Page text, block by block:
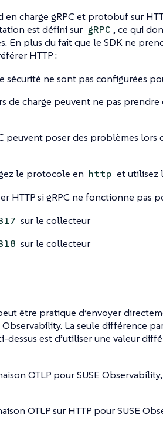
charge gRPC et protobuf sur
est défini sur gRPC , ce qui
En plus du fait que le SDK ne
HTTP :
sécurité ne sont pas configurées
de charge peuvent ne pas prendre
peuvent poser des problèmes lors
le protocole en http etutilisez
HTTP si gRPC ne fonctionne pas
sur le collecteur
sur le collecteur
être pratique d’envoyer
La seule différence
est d’utiliser une valeur
OTLP pour SUSE
OTLP sur HTTP pour SUSE